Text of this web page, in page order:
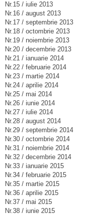
Nr.15 / iulie 2013
Nr.16 / august 2013
Nr.17 / septembrie 2013
Nr.18 / octombrie 2013
Nr.19 / noiembrie 2013
Nr.20 / decembrie 2013
Nr.21 / ianuarie 2014
Nr.22 / februarie 2014
Nr.23 / martie 2014
Nr.24 / aprilie 2014
Nr.25 / mai 2014
Nr.26 / iunie 2014
Nr.27 / iulie 2014
Nr.28 / august 2014
Nr.29 / septembrie 2014
Nr.30 / octombrie 2014
Nr.31 / noiembrie 2014
Nr.32 / decembrie 2014
Nr.33 / ianuarie 2015
Nr.34 / februarie 2015
Nr.35 / martie 2015
Nr.36 / aprilie 2015
Nr.37 / mai 2015
Nr.38 / iunie 2015